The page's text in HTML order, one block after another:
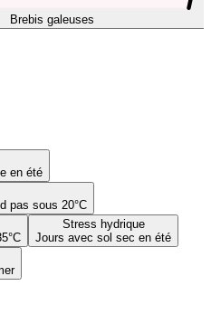
Brebis galeuses
en été
pas sous 20°C
Stress hydrique
Jours avec sol sec en été